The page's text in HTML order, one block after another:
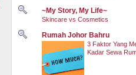
~My Story, My Life~
Skincare vs Cosmetics
Rumah Johor Bahru
3 Faktor Yang
Kadar Sewa